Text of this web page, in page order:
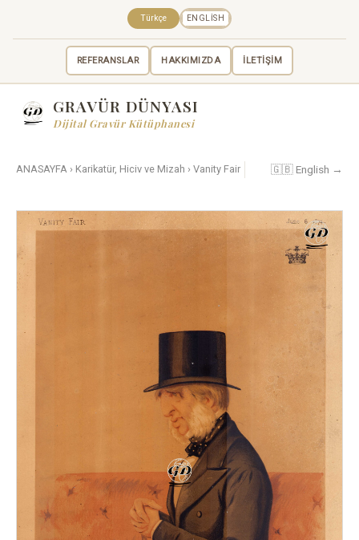
REFERANSLAR HAKKIMIZDA İLETİŞİM
Türkçe ENGLISH
GRAVÜR DÜNYASI
Dijital Gravür Kütüphanesi
ANASAYFA › Karikatür, Hiciv ve Mizah › Vanity Fair 🇬🇧 English →